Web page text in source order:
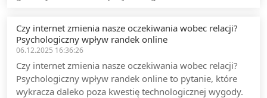
Czy internet zmienia nasze oczekiwania wobec relacji?
Psychologiczny wpływ randek online
06.12.2025 16:36:26
Czy internet zmienia nasze oczekiwania wobec relacji?
Psychologiczny wpływ randek online to pytanie, które
wykracza daleko poza kwestię technologicznej wygody.